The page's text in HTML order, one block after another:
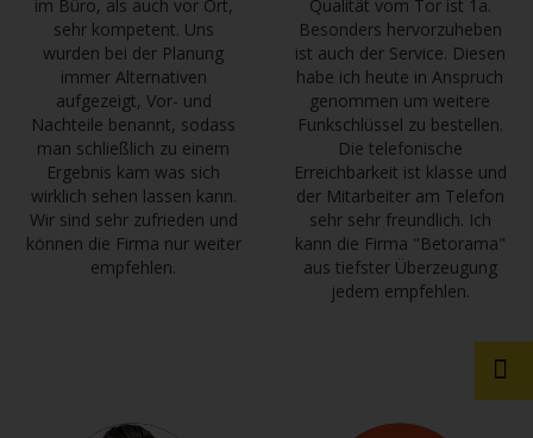
im Büro, als auch vor Ort,
sehr kompetent. Uns
wurden bei der Planung
immer Alternativen
aufgezeigt, Vor- und
Nachteile benannt, sodass
man schließlich zu einem
Ergebnis kam was sich
wirklich sehen lassen kann.
Wir sind sehr zufrieden und
können die Firma nur weiter
empfehlen.
Qualität vom Tor ist 1a.
Besonders hervorzuheben
ist auch der Service. Diesen
habe ich heute in Anspruch
genommen um weitere
Funkschlüssel zu bestellen.
Die telefonische
Erreichbarkeit ist klasse und
der Mitarbeiter am Telefon
sehr sehr freundlich. Ich
kann die Firma "Betorama"
aus tiefster Überzeugung
jedem empfehlen.